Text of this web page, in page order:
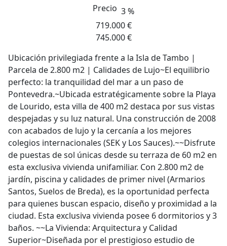
Precio 3 %
719.000 €
745.000 €
Ubicación privilegiada frente a la Isla de Tambo |
Parcela de 2.800 m2 | Calidades de Lujo~El equilibrio
perfecto: la tranquilidad del mar a un paso de
Pontevedra.~Ubicada estratégicamente sobre la Playa
de Lourido, esta villa de 400 m2 destaca por sus vistas
despejadas y su luz natural. Una construcción de 2008
con acabados de lujo y la cercanía a los mejores
colegios internacionales (SEK y Los Sauces).~~Disfrute
de puestas de sol únicas desde su terraza de 60 m2 en
esta exclusiva vivienda unifamiliar. Con 2.800 m2 de
jardín, piscina y calidades de primer nivel (Armarios
Santos, Suelos de Breda), es la oportunidad perfecta
para quienes buscan espacio, diseño y proximidad a la
ciudad. Esta exclusiva vivienda posee 6 dormitorios y 3
baños. ~~La Vivienda: Arquitectura y Calidad
Superior~Diseñada por el prestigioso estudio de